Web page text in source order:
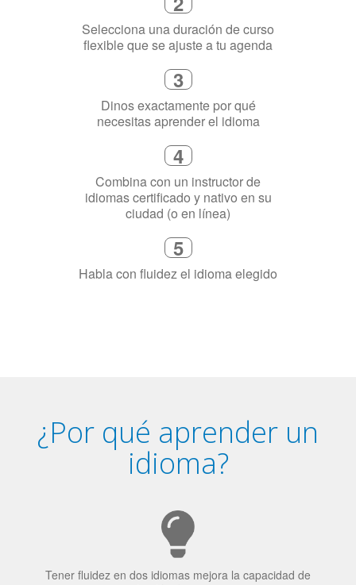
Selecciona una duración de curso
flexible que se ajuste a tu agenda
3
Dinos exactamente por qué
necesitas aprender el idioma
Combina con un instructor de
idiomas certificado y nativo en su
ciudad (o en línea)
Habla con fluidez el idioma elegido
¿Por qué aprender un
idioma?
Tener fluidez en dos idiomas mejora la capacidad de
concentración de una persona.